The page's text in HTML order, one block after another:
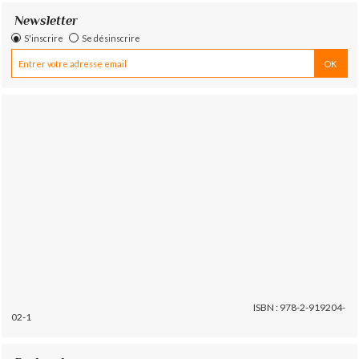
Newsletter
S'inscrire Se désinscrire
ISBN : 978-2-919204-
02-1